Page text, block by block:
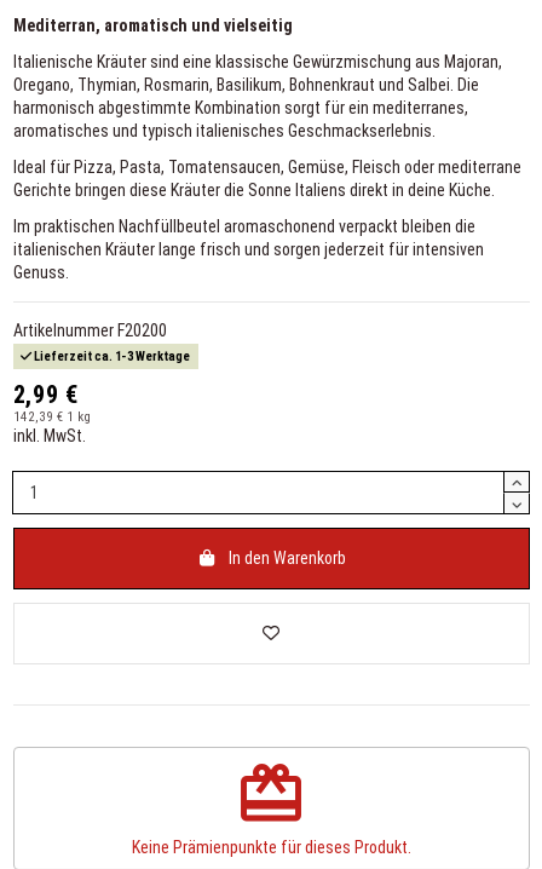
Mediterran, aromatisch und vielseitig
Italienische Kräuter sind eine klassische Gewürzmischung aus Majoran,
Oregano, Thymian, Rosmarin, Basilikum, Bohnenkraut und Salbei. Die
harmonisch abgestimmte Kombination sorgt für ein mediterranes,
aromatisches und typisch italienisches Geschmackserlebnis.
Ideal für Pizza, Pasta, Tomatensaucen, Gemüse, Fleisch oder mediterrane
Gerichte bringen diese Kräuter die Sonne Italiens direkt in deine Küche.
Im praktischen Nachfüllbeutel aromaschonend verpackt bleiben die
italienischen Kräuter lange frisch und sorgen jederzeit für intensiven
Genuss.
Artikelnummer F20200
Lieferzeit ca. 1-3 Werktage
2,99 €
142,39 € 1 kg
inkl. MwSt.
In den Warenkorb
redeem
Keine Prämienpunkte für dieses Produkt.